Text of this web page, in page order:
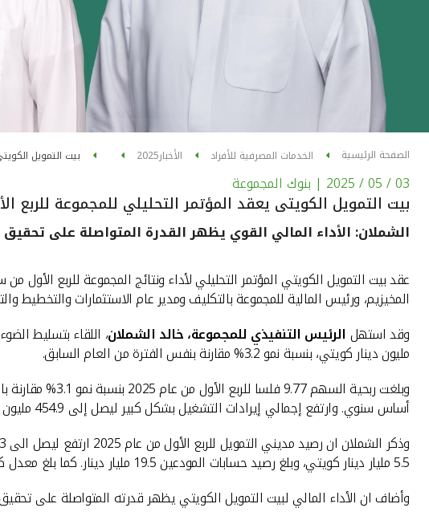
الصفحة الرئيسية الخدمات المصرفية للأفراد الأخبار2025 بيت التمويل
03 / 05 / 2025 | بنوك المجموعة
بيت التمويل الكويتى يعقد المؤتمر التحليلي للمجموعة للربع الأول
الشملان: الأداء المالي القوي يظهر القدرة المتواصلة على
المخيزيم، ورئيس المالية للمجموعة بالتكليف ومدير عام الاستثمارات والتخطيط
وقد استهل الرئيس التنفيذي للمجموعة، خالد الشملان
مليون دينار كويتي، بنسبة نمو 3.2% مقارنة بنفس الفترة من العام السابق.
أساس سنوي. وارتفع إجمالي إيرادات التشغيل بشكل كبير ليصل إلى 454.9 مليون دينار كويتي، بنسبة نمو بلغت 15.9 % مقارنة بالربع الأول من عام 2024.
5.5 مليار دينار كويتي، وبلغ رصيد حسابات المودعين 19.5 مليار دينار. كما بلغ معدل كفاية رأس المال 19.38% متخطياً الحد المطلوب من الجهات الرقابية، مما يعكس قوة المركز المالي لبيت التمويل الكويتي.
وأضاف ان الأداء المالي لبيت التمويل الكويتي يظهر قدرته المتواصلة على